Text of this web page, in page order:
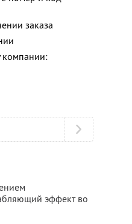
заказа
компании:
эффект во